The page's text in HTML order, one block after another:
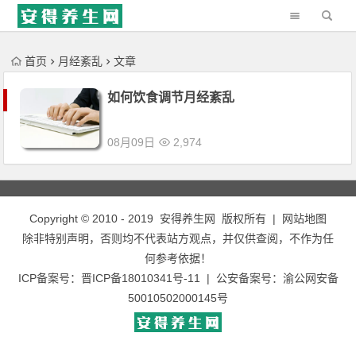
'); })();
首页 月经紊乱 文章
如何饮食调节月经紊乱
08月09日 2,974
Copyright © 2010 - 2019 安得养生网 版权所有 |
网站地图
除非特别声明，否则均不代表站方观点，并仅供查阅，不作为任
何参考依据！
ICP备案号： 晋ICP备18010341号-11 | 公安备案号： 渝公网安备
50010502000145号